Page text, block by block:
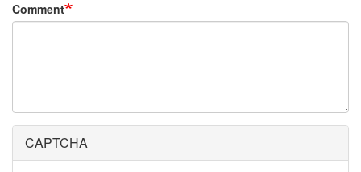
Comment
CAPTCHA